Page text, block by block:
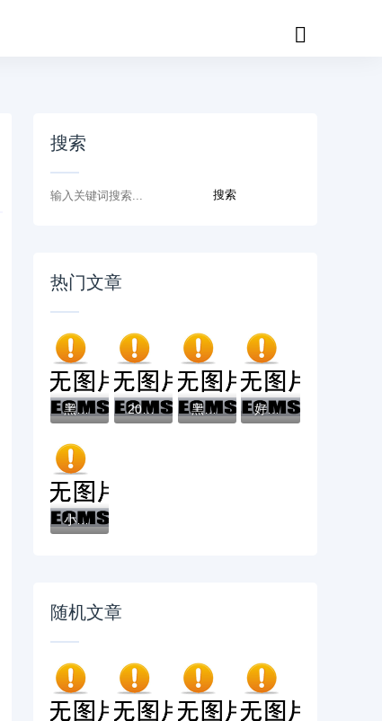
搜索
热门文章
黑户有逾期哪里能借到钱啊急用！看这5个黑户... 2025不看征信负债的网贷百分百下款，最新5个... 黑户能下款的app口子有哪些？今天带来10款黑... 好分期哪个口子好下款？老哥实测避坑贷款平...
小辉贷容易下款吗就选这7个4千元黑户无条件...
随机文章